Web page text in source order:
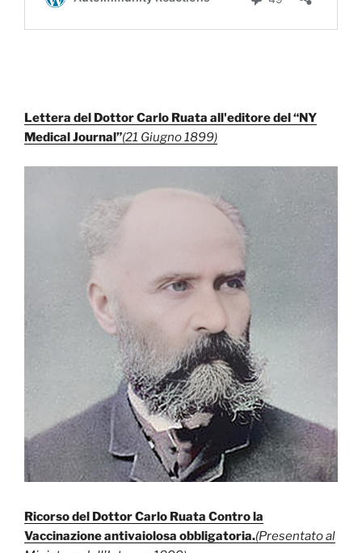
Lettera del Dottor Carlo Ruata all'editore del “NY
Medical Journal”(21 Giugno 1899)
Ricorso del Dottor Carlo Ruata Contro la
Vaccinazione antivaiolosa obbligatoria.(Presentato al